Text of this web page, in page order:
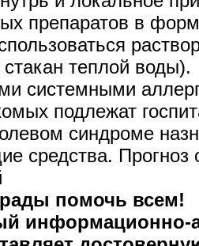
препаратов в
теплой воды).
системными
подлежат
синдроме
средства. Прогноз
помочь всем!
информационно-